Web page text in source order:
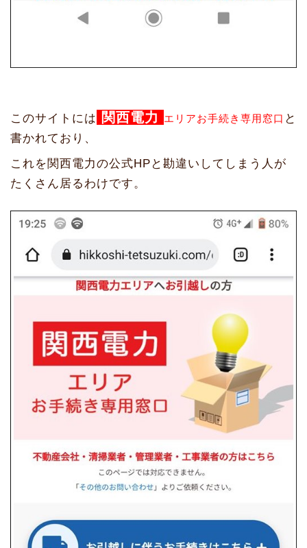
このサイトには 関西電力 エリアお手続き専用窓口 と
書かれており、
これを関西電力の公式HPと勘違いしてしまう人が
たくさん居るわけです。